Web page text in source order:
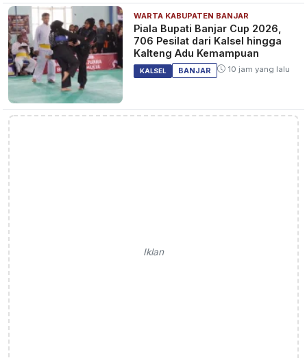
WARTA KABUPATEN BANJAR
Piala Bupati Banjar Cup 2026,
706 Pesilat dari Kalsel hingga
Kalteng Adu Kemampuan
KALSEL BANJAR 10 jam yang lalu
Iklan